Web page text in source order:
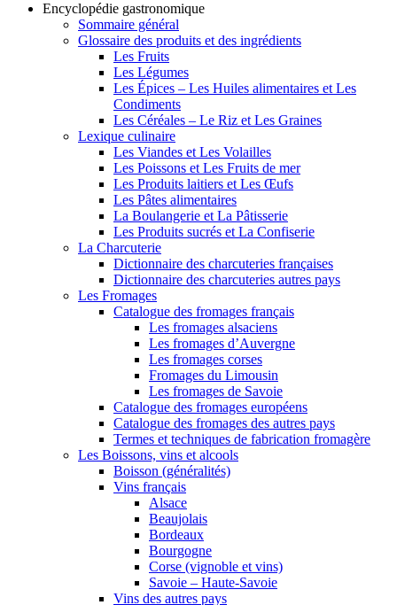
Encyclopédie gastronomique
Sommaire général
Glossaire des produits et des ingrédients
Les Fruits
Les Légumes
Les Épices – Les Huiles alimentaires et Les
Condiments
Les Céréales – Le Riz et Les Graines
Lexique culinaire
Les Viandes et Les Volailles
Les Poissons et Les Fruits de mer
Les Produits laitiers et Les Œufs
Les Pâtes alimentaires
La Boulangerie et La Pâtisserie
Les Produits sucrés et La Confiserie
La Charcuterie
Dictionnaire des charcuteries françaises
Dictionnaire des charcuteries autres pays
Les Fromages
Catalogue des fromages français
Les fromages alsaciens
Les fromages d’Auvergne
Les fromages corses
Fromages du Limousin
Les fromages de Savoie
Catalogue des fromages européens
Catalogue des fromages des autres pays
Termes et techniques de fabrication fromagère
Les Boissons, vins et alcools
Boisson (généralités)
Vins français
Alsace
Beaujolais
Bordeaux
Bourgogne
Corse (vignoble et vins)
Savoie – Haute-Savoie
Vins des autres pays